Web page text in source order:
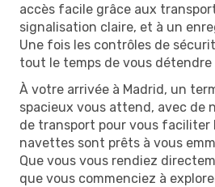
accès facile grâce aux
signalisation claire, et à un
Une fois les contrôles de
tout le temps de vous
À votre arrivée à Madrid, un
spacieux vous attend, avec de
de transport pour vous faciliter
navettes sont prêts à vous
Que vous vous rendiez
que vous commenciez à